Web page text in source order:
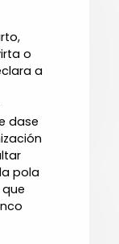
o
a
dase
pola